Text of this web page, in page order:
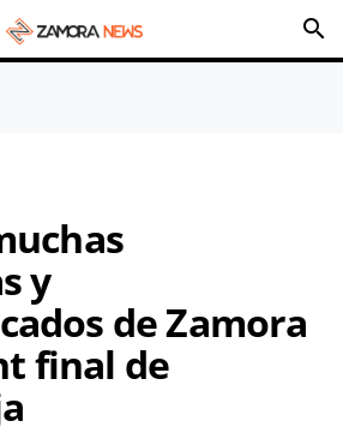
search
y
de Zamora
final de